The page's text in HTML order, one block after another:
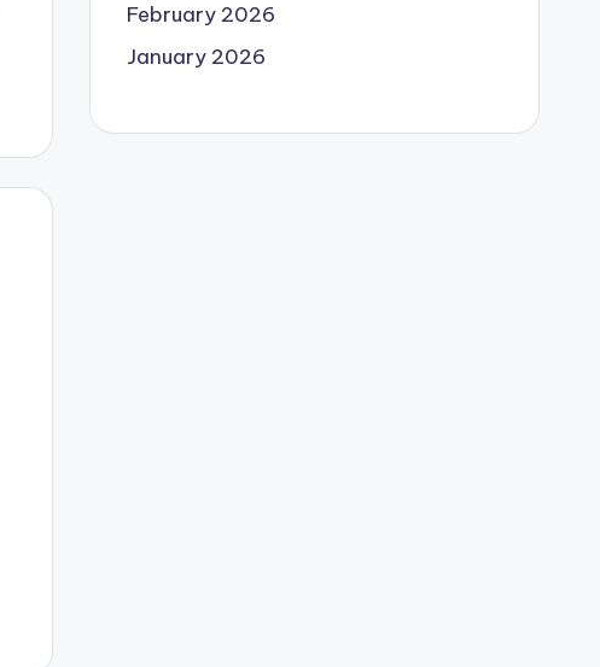
February 2026
January 2026